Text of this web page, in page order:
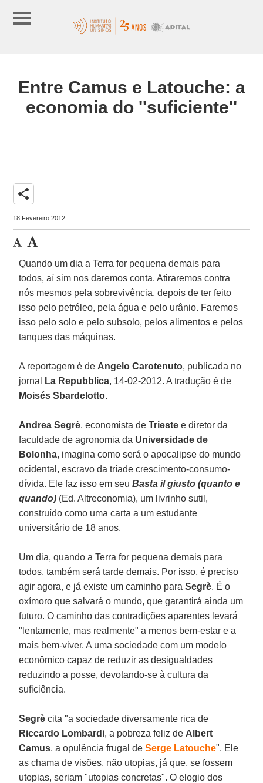
Entre Camus e Latouche: a
economia do ''suficiente''
share
18 Fevereiro 2012
Quando um dia a Terra for pequena demais para
todos, aí sim nos daremos conta. Atiraremos contra
nós mesmos pela sobrevivência, depois de ter feito
isso pelo petróleo, pela água e pelo urânio. Faremos
isso pelo solo e pelo subsolo, pelos alimentos e pelos
tanques das máquinas.
A reportagem é de Angelo Carotenuto, publicada no
jornal
La Repubblica, 14-02-2012. A tradução é de
Moisés Sbardelotto.
Andrea Segrè, economista deTriestee diretor da
faculdade de agronomia da Universidade de
Bolonha, imagina como será o apocalipse do mundo
ocidental, escravo da tríade crescimento-consumo-
dívida. Ele faz isso em seuBasta il giusto (quanto e
quando) (Ed. Altreconomia), um livrinho sutil,
construído como uma carta a um estudante
universitário de 18 anos.
Um dia, quando a Terra for pequena demais para
todos, também será tarde demais. Por isso, é preciso
agir agora, e já existe um caminho paraSegrè. É o
oxímoro que salvará o mundo, que garantirá ainda um
futuro. O caminho das contradições aparentes levará
"lentamente, mas realmente" a menos bem-estar e a
mais bem-viver. A uma sociedade com um modelo
econômico capaz de reduzir as desigualdades
reduzindo a posse, devotando-se à cultura da
suficiência.
Segrècita "a sociedade diversamente rica de
Riccardo Lombardi, a pobreza feliz de Albert
Camus, a opulência frugal deSerge Latouche". Ele
as chama de visões, não utopias, já que, se fossem
utopias, seriam "utopias concretas". O elogio dos